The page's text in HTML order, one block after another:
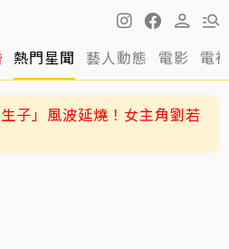
熱門星聞 藝人動態 電影 電
子」風波延燒！女主角劉若